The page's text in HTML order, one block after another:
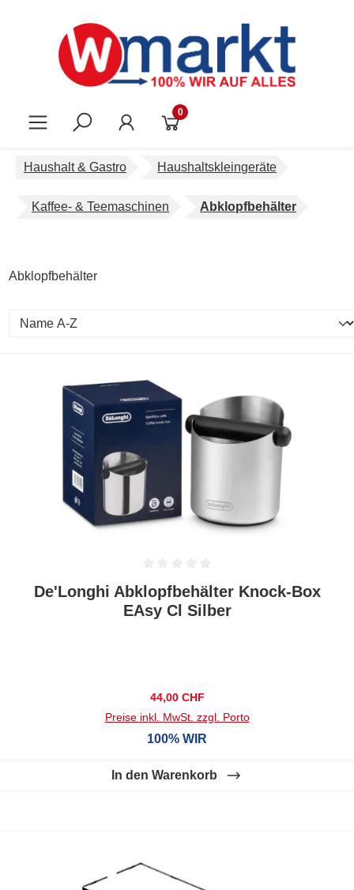
0
Haushalt & Gastro Haushaltskleingeräte
Kaffee- & Teemaschinen Abklopfbehälter
Abklopfbehälter
Durchschnittliche Bewertung von 0 von 5 Sternen
De'Longhi Abklopfbehälter Knock-Box
EAsy Cl Silber
Regulärer Preis:
44,00 CHF
Preise inkl. MwSt. zzgl. Porto
100% WIR
In den Warenkorb